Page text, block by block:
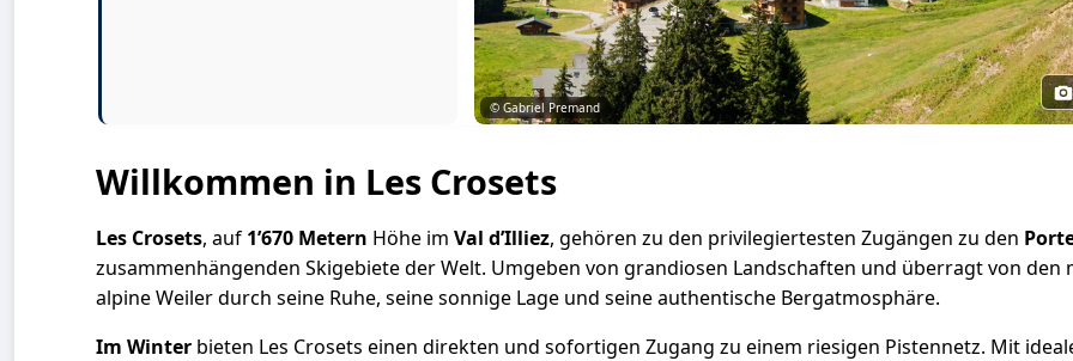
© Gabriel Premand
Willkommen in Les Crosets
Les Crosets, auf 1’670 Metern Höhe im Val d’Illiez, gehören zu den privilegiertesten Zugängen zu den
zusammenhängenden Skigebiete der Welt. Umgeben von grandiosen Landschaften und überragt von den
alpine Weiler durch seine Ruhe, seine sonnige Lage und seine authentische Bergatmosphäre.
Im Winter bieten Les Crosets einen direkten und sofortigen Zugang zu einem riesigen Pistennetz. Mit